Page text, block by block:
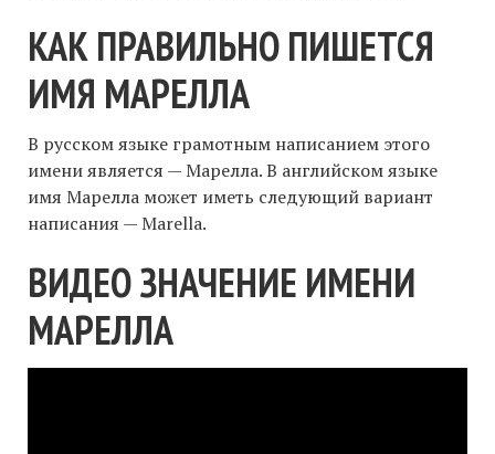
КАК ПРАВИЛЬНО ПИШЕТСЯ
ИМЯ МАРЕЛЛА
В русском языке грамотным написанием этого
имени является — Марелла. В английском языке
имя Марелла может иметь следующий вариант
написания — Marella.
ВИДЕО ЗНАЧЕНИЕ ИМЕНИ
МАРЕЛЛА